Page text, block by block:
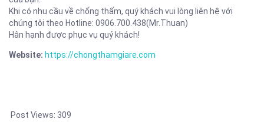
Khi có nhu cầu về chống thấm, quý khách vui lòng liên hệ với
chúng tôi theo Hotline: 0906.700.438(Mr.Thuan)
Hân hạnh được phục vụ quý khách!
Website: https://chongthamgiare.com
Post Views: 309